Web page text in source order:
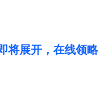
将展开，在线领略